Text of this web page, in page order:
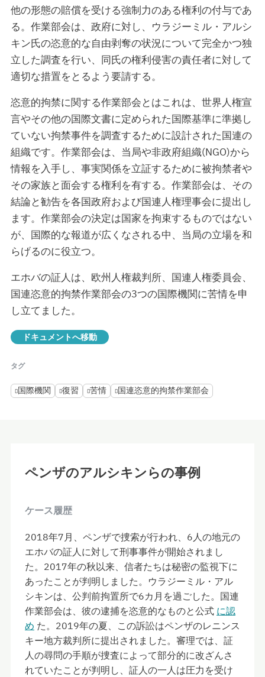
他の形態の賠償を受ける強制力のある権利の付与であ
る。作業部会は、政府に対し、ウラジーミル・アルシ
キン氏の恣意的な自由剥奪の状況について完全かつ独
立した調査を行い、同氏の権利侵害の責任者に対して
適切な措置をとるよう要請する。
恣意的拘禁に関する作業部会とはこれは、世界人権宣
言やその他の国際文書に定められた国際基準に準拠し
ていない拘禁事件を調査するために設計された国連の
組織です。作業部会は、当局や非政府組織(NGO)から
情報を入手し、事実関係を立証するために被拘禁者や
その家族と面会する権利を有する。作業部会は、その
結論と勧告を各国政府および国連人権理事会に提出し
ます。作業部会の決定は国家を拘束するものではない
が、国際的な報道が広くなされる中、当局の立場を和
らげるのに役立つ。
エホバの証人は、欧州人権裁判所、国連人権委員会、
国連恣意的拘禁作業部会の3つの国際機関に苦情を申
し立てました。
ドキュメントへ移動
タグ
国際機関 復習 苦情 国連恣意的拘禁作業部会
ペンザのアルシキンらの事例
ケース履歴
2018年7月、ペンザで捜索が行われ、6人の地元の
エホバの証人に対して刑事事件が開始されまし
た。2017年の秋以来、信者たちは秘密の監視下に
あったことが判明しました。ウラジーミル・アル
シキンは、公判前拘置所で6カ月を過ごした。国連
作業部会は、彼の逮捕を恣意的なものと公式 に認
め た。2019年の夏、この訴訟はペンザのレニンス
キー地方裁判所に提出されました。審理では、証
人の尋問の手順が捜査によって部分的に改ざんさ
れていたことが判明し、証人の一人は圧力を受け